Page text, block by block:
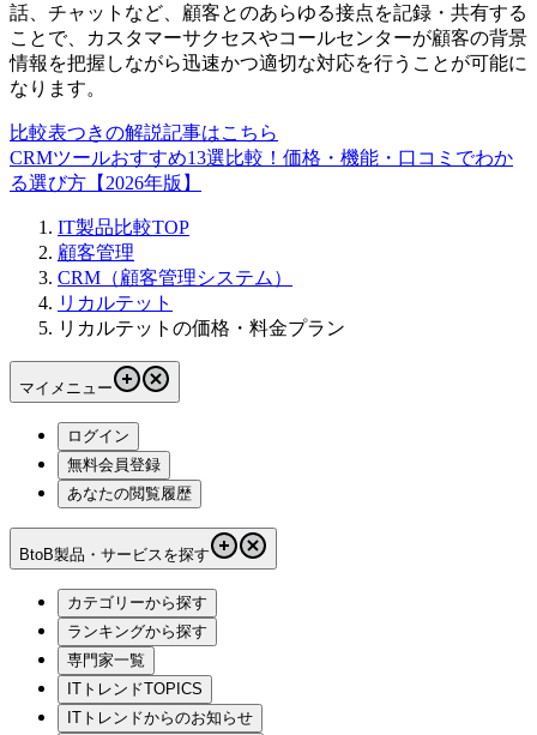
話、チャットなど、顧客とのあらゆる接点を記録・共有する
ことで、カスタマーサクセスやコールセンターが顧客の背景
情報を把握しながら迅速かつ適切な対応を行うことが可能に
なります。
比較表つきの解説記事はこちら
CRMツールおすすめ13選比較！価格・機能・口コミでわか
る選び方【2026年版】
IT製品比較TOP
顧客管理
CRM（顧客管理システム）
リカルテット
リカルテットの価格・料金プラン
マイメニュー
ログイン
無料会員登録
あなたの閲覧履歴
BtoB製品・サービスを探す
カテゴリーから探す
ランキングから探す
専門家一覧
ITトレンドTOPICS
ITトレンドからのお知らせ